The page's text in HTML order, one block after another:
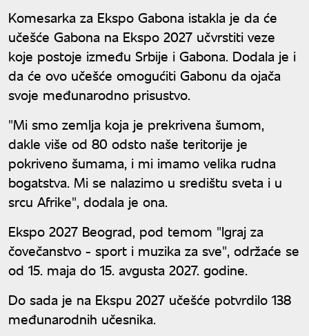
Komesarka za Ekspo Gabona istakla je da će
učešće Gabona na Ekspo 2027 učvrstiti veze
koje postoje između Srbije i Gabona. Dodala je i
da će ovo učešće omogućiti Gabonu da ojača
svoje međunarodno prisustvo.
"Mi smo zemlja koja je prekrivena šumom,
dakle više od 80 odsto naše teritorije je
pokriveno šumama, i mi imamo velika rudna
bogatstva. Mi se nalazimo u središtu sveta i u
srcu Afrike", dodala je ona.
Ekspo 2027 Beograd, pod temom "Igraj za
čovečanstvo - sport i muzika za sve", održaće se
od 15. maja do 15. avgusta 2027. godine.
Do sada je na Ekspu 2027 učešće potvrdilo 138
međunarodnih učesnika.